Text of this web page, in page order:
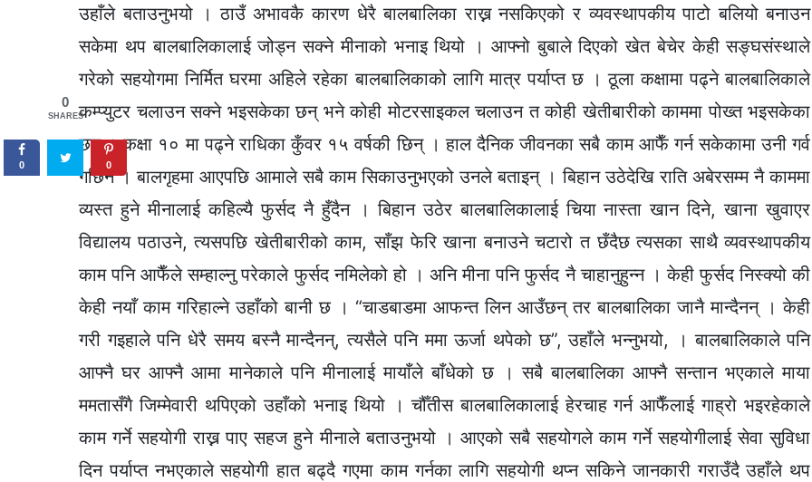
उहाँले बताउनुभयो । ठाउँ अभावकै कारण धेरै बालबालिका राख्न नसकिएको र व्यवस्थापकीय पाटो बलियो बनाउन
सकेमा थप बालबालिकालाई जोड्न सक्ने मीनाको भनाइ थियो । आफ्नो बुबाले दिएको खेत बेचेर केही सङ्घसंस्थाले
गरेको सहयोगमा निर्मित घरमा अहिले रहेका बालबालिकाको लागि मात्र पर्याप्त छ । ठूला कक्षामा पढ्ने बालबालिकाले
कम्प्युटर चलाउन सक्ने भइसकेका छन् भने कोही मोटरसाइकल चलाउन त कोही खेतीबारीको काममा पोख्त भइसकेका
छन् । कक्षा १० मा पढ्ने राधिका कुँवर १५ वर्षकी छिन् । हाल दैनिक जीवनका सबै काम आफैँ गर्न सकेकामा उनी गर्व
गर्छिन । बालगृहमा आएपछि आमाले सबै काम सिकाउनुभएको उनले बताइन् । बिहान उठेदेखि राति अबेरसम्म नै काममा
व्यस्त हुने मीनालाई कहिल्यै फुर्सद नै हुँदैन । बिहान उठेर बालबालिकालाई चिया नास्ता खान दिने, खाना खुवाएर
विद्यालय पठाउने, त्यसपछि खेतीबारीको काम, साँझ फेरि खाना बनाउने चटारो त छँदैछ त्यसका साथै व्यवस्थापकीय
काम पनि आफैँले सम्हाल्नु परेकाले फुर्सद नमिलेको हो । अनि मीना पनि फुर्सद नै चाहानुहुन्न । केही फुर्सद निस्क्यो की
केही नयाँ काम गरिहाल्ने उहाँको बानी छ । “चाडबाडमा आफन्त लिन आउँछन् तर बालबालिका जानै मान्दैनन् । केही
गरी गइहाले पनि धेरै समय बस्नै मान्दैनन्, त्यसैले पनि ममा ऊर्जा थपेको छ”, उहाँले भन्नुभयो, । बालबालिकाले पनि
आफ्नै घर आफ्नै आमा मानेकाले पनि मीनालाई मायाँले बाँधेको छ । सबै बालबालिका आफ्नै सन्तान भएकाले माया
ममतासँगै जिम्मेवारी थपिएको उहाँको भनाइ थियो । चौँतीस बालबालिकालाई हेरचाह गर्न आफैँलाई गाह्रो भइरहेकाले
काम गर्ने सहयोगी राख्न पाए सहज हुने मीनाले बताउनुभयो । आएको सबै सहयोगले काम गर्ने सहयोगीलाई सेवा सुविधा
दिन पर्याप्त नभएकाले सहयोगी हात बढ्दै गएमा काम गर्नका लागि सहयोगी थप्न सकिने जानकारी गराउँदै उहाँले थप
0
SHARES
0 0